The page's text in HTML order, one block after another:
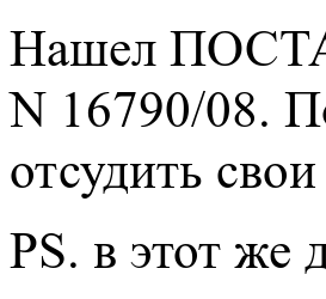
Нашел
N 16790/08.
отсудить
PS. в этот же